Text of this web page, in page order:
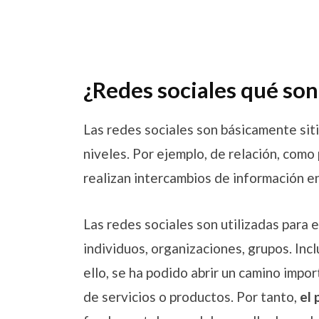
¿Redes sociales qué
Las redes sociales son básicamente
niveles. Por ejemplo, de relación,
realizan intercambios de información
Las redes sociales son utilizadas para
individuos, organizaciones, grupos.
ello, se ha podido abrir un camino
de servicios o productos. Por tanto, el